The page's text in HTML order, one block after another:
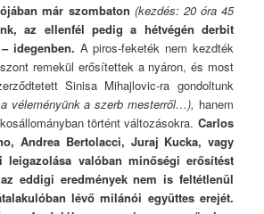
már szombaton (kezdés: 20 óra 45
az ellenfél pedig a hétvégén derbit
idegenben. A piros-feketék nem kezdték
remekül erősítettek a nyáron, és most
Sinisa Mihajlovic-ra gondoltunk
véleményünk a szerb mesterről…), hanem
történt változásokra. Carlos
Andrea Bertolacci, Juraj Kucka, vagy
leigazolása valóban minőségi erősítést
eddigi eredmények nem is feltétlenül
lévő milánói együttes erejét.